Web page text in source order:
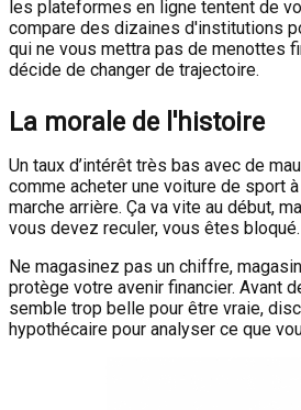
les plateformes en ligne tentent de
compare des dizaines d'institutions
qui ne vous mettra pas de menottes
décide de changer de trajectoire.
La morale de l'histoire
Un taux d’intérêt très bas avec de
comme acheter une voiture de sport
marche arrière. Ça va vite au début,
vous devez reculer, vous êtes bloqué.
Ne magasinez pas un chiffre,
protège votre avenir financier. Avant
semble trop belle pour être vraie,
hypothécaire pour analyser ce que